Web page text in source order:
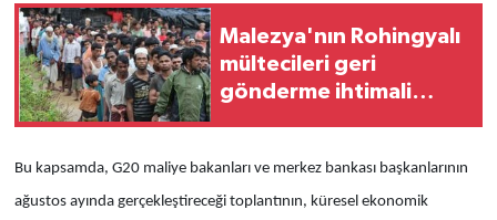
Malezya'nın Rohingyalı
mültecileri geri
gönderme ihtimali
Bu kapsamda, G20 maliye bakanları ve merkez bankası başkanlarının
ağustos ayında gerçekleştireceği toplantının, küresel ekonomik